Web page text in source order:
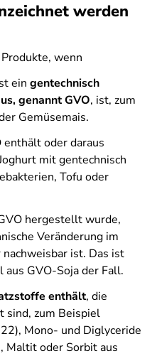
werden
wenn
ein gentechnisch
genannt GVO, ist, zum
Gemüsemais.
oder daraus
mit gentechnisch
Tofu oder
hergestellt wurde,
Veränderung im
ist. Das ist
GVO-Soja der Fall.
enthält, die
sind, zum Beispiel
Mono- und Diglyceride
Maltit oder Sorbit aus